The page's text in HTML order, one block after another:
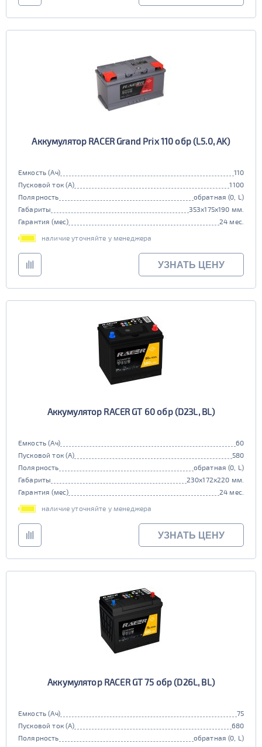
Аккумулятор RACER Grand Prix 110 обр (L5.0, AK)
Емкость (Ач)
110
Пусковой ток (А)
1100
Полярность
обратная (0, L)
Габариты
353x175x190 мм.
Гарантия (мес)
24 мес.
наличие уточняйте у менеджера
УЗНАТЬ ЦЕНУ
Аккумулятор RACER GT 60 обр (D23L, BL)
Емкость (Ач)
60
Пусковой ток (А)
580
Полярность
обратная (0, L)
Габариты
230x172x220 мм.
Гарантия (мес)
24 мес.
наличие уточняйте у менеджера
УЗНАТЬ ЦЕНУ
Аккумулятор RACER GT 75 обр (D26L, BL)
Емкость (Ач)
75
Пусковой ток (А)
680
Полярность
обратная (0, L)